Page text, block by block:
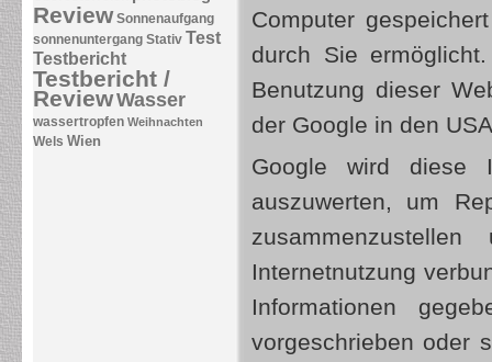
Review Sonnenaufgang
sonnenuntergang Stativ Test
Testbericht
Testbericht /
ReviewWasser
wassertropfen Weihnachten
Wels Wien
Computer
durch Sie
Benutzung dieser
der Google in den
Google wird diese
auszuwerten, um
Internetnutzung
Informationen
vorgeschrieben oder